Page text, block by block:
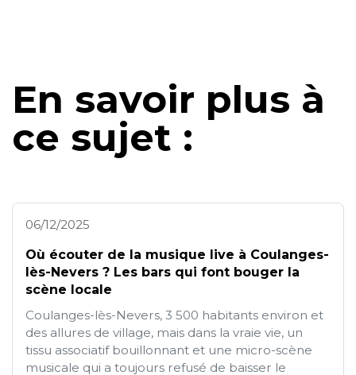
En savoir plus à
ce sujet :
06/12/2025
Où écouter de la musique live à Coulanges-
lès-Nevers ? Les bars qui font bouger la
scène locale
Coulanges-lès-Nevers, 3 500 habitants environ et
des allures de village, mais dans la vraie vie, un
tissu associatif bouillonnant et une micro-scène
musicale qui a toujours refusé de baisser le